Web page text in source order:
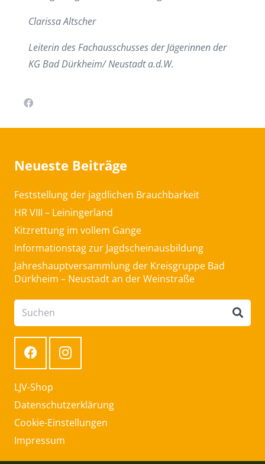
Clarissa Altscher
Leiterin des Fachausschusses der Jägerinnen der
KG Bad Dürkheim/ Neustadt a.d.W.
Neueste Beiträge
Feststellung der jagdlichen Brauchbarkeit
HR VIII – Leiningerland
Kitzrettung im vollem Gange
Informationstag zur Jagdscheinausbildung
Jahreshauptversammlung der Kreisgruppe Bad
Dürkheim – Neustadt an der Weinstraße
LJV-Shop
Datenschutzerklärung
Cookie-Einstellungen
Impressum